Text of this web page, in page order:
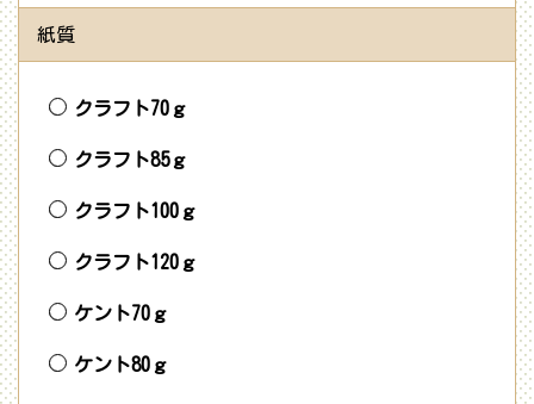
紙質
クラフト70ｇ
クラフト85ｇ
クラフト100ｇ
クラフト120ｇ
ケント70ｇ
ケント80ｇ